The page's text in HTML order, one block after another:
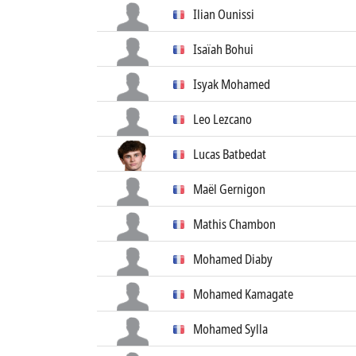
Ilian Ounissi
Isaïah Bohui
Isyak Mohamed
Leo Lezcano
Lucas Batbedat
Maël Gernigon
Mathis Chambon
Mohamed Diaby
Mohamed Kamagate
Mohamed Sylla